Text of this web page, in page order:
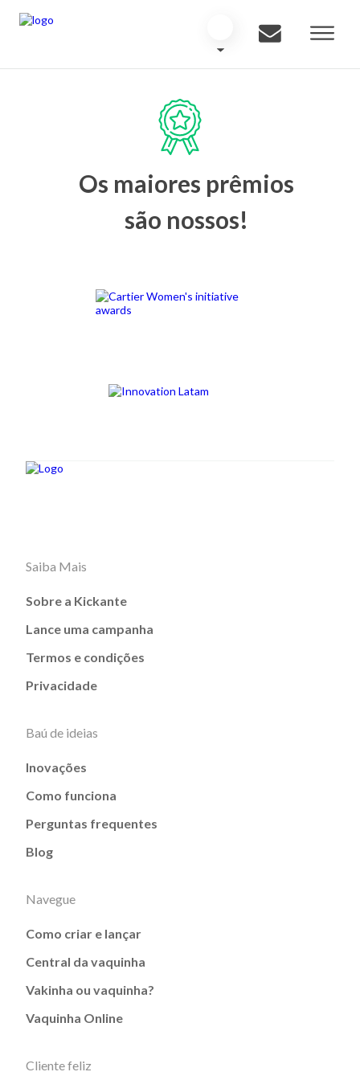
Os maiores prêmios
são nossos!
Saiba Mais
Sobre a Kickante
Lance uma campanha
Termos e condições
Privacidade
Baú de ideias
Inovações
Como funciona
Perguntas frequentes
Blog
Navegue
Como criar e lançar
Central da vaquinha
Vakinha ou vaquinha?
Vaquinha Online
Cliente feliz